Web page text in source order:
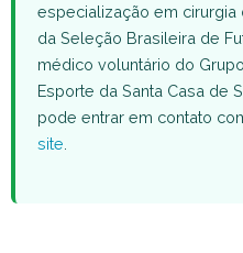
especialização em cirurgia
da Seleção Brasileira de
médico voluntário do
Esporte da Santa Casa de
pode entrar em contato
site